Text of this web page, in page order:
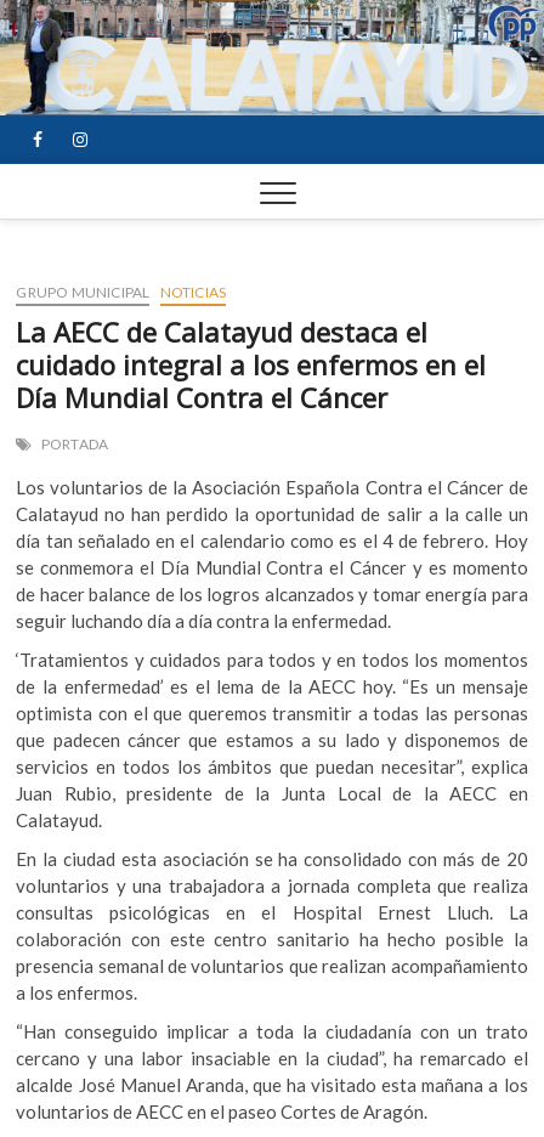
FACEBOOK
YOUTUBE
INSTAGRAM
GRUPO MUNICIPAL NOTICIAS
La AECC de Calatayud destaca el
cuidado integral a los enfermos en el
Día Mundial Contra el Cáncer
PORTADA
Los voluntarios de la Asociación Española Contra el Cáncer de
Calatayud no han perdido la oportunidad de salir a la calle un
día tan señalado en el calendario como es el 4 de febrero. Hoy
se conmemora el Día Mundial Contra el Cáncer y es momento
de hacer balance de los logros alcanzados y tomar energía para
seguir luchando día a día contra la enfermedad.
‘Tratamientos y cuidados para todos y en todos los momentos
de la enfermedad’ es el lema de la AECC hoy. “Es un mensaje
optimista con el que queremos transmitir a todas las personas
que padecen cáncer que estamos a su lado y disponemos de
servicios en todos los ámbitos que puedan necesitar”, explica
Juan Rubio, presidente de la Junta Local de la AECC en
Calatayud.
En la ciudad esta asociación se ha consolidado con más de 20
voluntarios y una trabajadora a jornada completa que realiza
consultas psicológicas en el Hospital Ernest Lluch. La
colaboración con este centro sanitario ha hecho posible la
presencia semanal de voluntarios que realizan acompañamiento
a los enfermos.
“Han conseguido implicar a toda la ciudadanía con un trato
cercano y una labor insaciable en la ciudad”, ha remarcado el
alcalde José Manuel Aranda, que ha visitado esta mañana a los
voluntarios de AECC en el paseo Cortes de Aragón.